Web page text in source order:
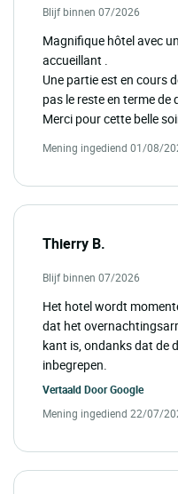
Blijf binnen 07/2026
Magnifique hôtel avec
accueillant .
Une partie est en cours
pas le reste en terme de
Merci pour cette belle
Mening ingediend 01/08/
Thierry B.
Blijf binnen 07/2026
Het hotel wordt
dat het
kant is, ondanks dat de
inbegrepen.
Vertaald DoorGoogle
Mening ingediend 22/07/